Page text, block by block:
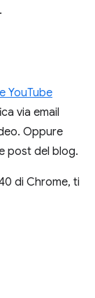
.
YouTube
via email
Oppure
post del blog.
di Chrome, ti